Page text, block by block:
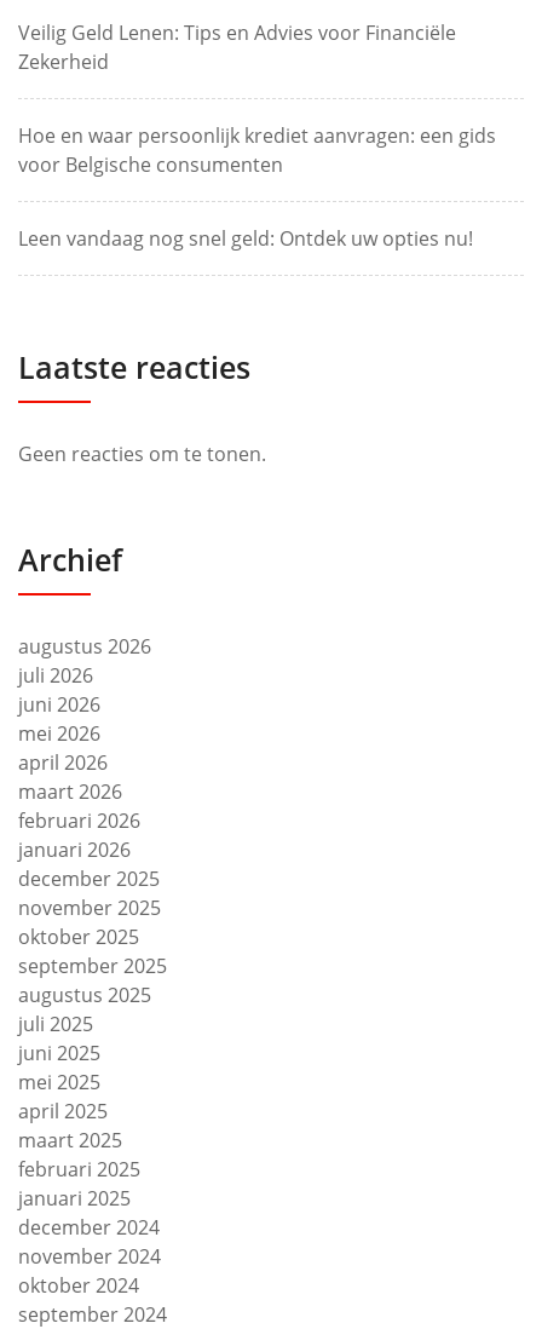
Veilig Geld Lenen: Tips en Advies voor Financiële
Zekerheid
Hoe en waar persoonlijk krediet aanvragen: een gids
voor Belgische consumenten
Leen vandaag nog snel geld: Ontdek uw opties nu!
Laatste reacties
Geen reacties om te tonen.
Archief
augustus 2026
juli 2026
juni 2026
mei 2026
april 2026
maart 2026
februari 2026
januari 2026
december 2025
november 2025
oktober 2025
september 2025
augustus 2025
juli 2025
juni 2025
mei 2025
april 2025
maart 2025
februari 2025
januari 2025
december 2024
november 2024
oktober 2024
september 2024